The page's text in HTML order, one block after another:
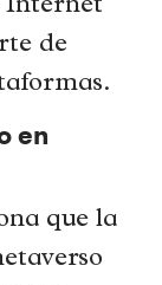
Internet
de
en
que la